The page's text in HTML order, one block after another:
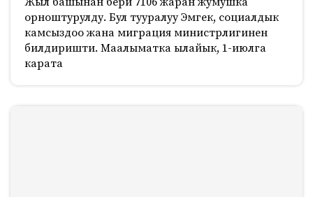
орноштурулду. Бул тууралуу Эмгек, социалдык
камсыздоо жана миграция министрлигинен
билдиришти. Маалыматка ылайык, 1-июлга
карата